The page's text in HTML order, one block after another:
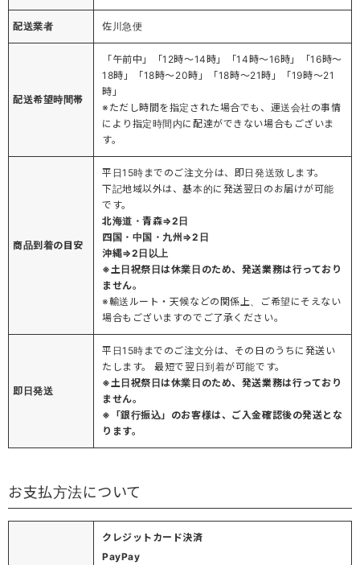
配送業者 佐川急便
配送希望時間帯
「午前中」「12時～14時」「14時～16時」「16時～
18時」「18時～20時」「18時～21時」「19時～21
時」
※ただし時間を指定された場合でも、運送会社の事情
により指定時間内に配達ができない場合もございま
す。
商品到着の目安
平日15時までのご注文分は、即日発送致します。
下記地域以外は、基本的に発送翌日のお届けが可能
です。
北海道・青森⇒2日
四国・中国・九州⇒2日
沖縄⇒2日以上
※土日祝祭日は休業日のため、発送業務は行っており
ません。
※輸送ルート・天候などの関係上、ご希望にそえない
場合もございますのでご了承ください。
即日発送
平日15時までのご注文分は、その日のうちに発送い
たします。 最短で翌日到着が可能です。
※土日祝祭日は休業日のため、発送業務は行っており
ません。
※「銀行振込」のお客様は、ご入金確認後の発送とな
ります。
お支払方法について
クレジットカード決済
PayPay